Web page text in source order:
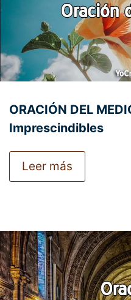
ORACIÓN DEL
Imprescindibles
Leer más